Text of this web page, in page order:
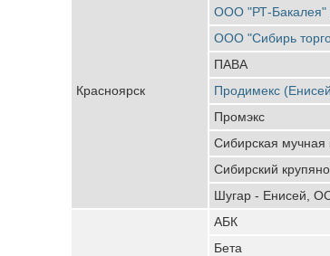
Красноярск
ООО "РТ-Бакалея"
ООО "Сибирь
ПАВА
Продимекс
Промэкс
Сибирская мучная
Сибирский
Шугар - Енисей,
АБК
Бета